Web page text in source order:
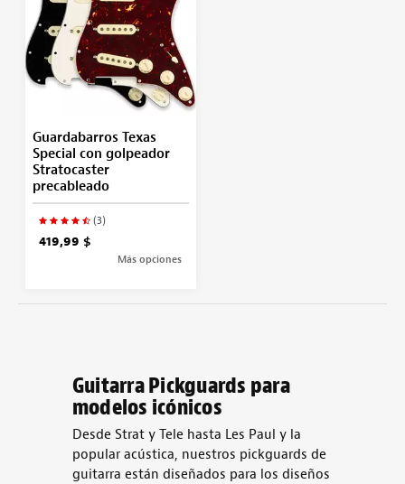
Guardabarros Texas
Special con golpeador
Stratocaster
precableado
(3)
419,99 $
Más opciones
Guitarra Pickguards para
modelos icónicos
Desde Strat y Tele hasta Les Paul y la
popular acústica, nuestros pickguards de
guitarra están diseñados para los diseños